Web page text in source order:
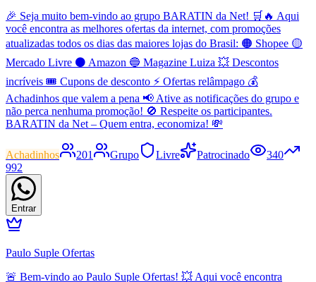
🎉 Seja muito bem-vindo ao grupo BARATIN da Net! 🛒🔥 Aqui
você encontra as melhores ofertas da internet, com promoções
atualizadas todos os dias das maiores lojas do Brasil: 🟠 Shopee 🟡
Mercado Livre ⚫ Amazon 🔵 Magazine Luiza 💥 Descontos
incríveis 🎟️ Cupons de desconto ⚡ Ofertas relâmpago 💰
Achadinhos que valem a pena 📢 Ative as notificações do grupo e
não perca nenhuma promoção! 🚫 Respeite os participantes.
BARATIN da Net – Quem entra, economiza! 💸
Achadinhos 201 Grupo Livre Patrocinado
340
992
Entrar
Paulo Suple Ofertas
🚨 Bem-vindo ao Paulo Suple Ofertas! 💥 Aqui você encontra